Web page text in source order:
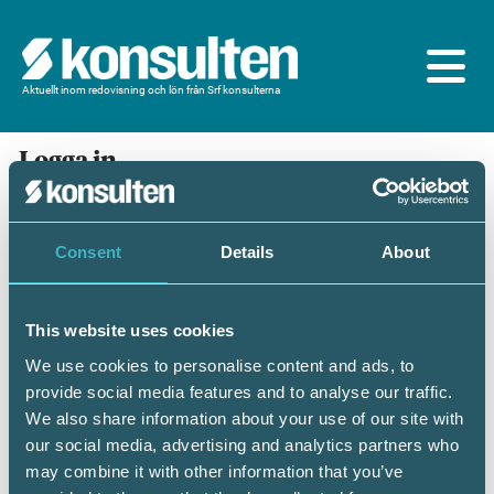
Consent Details About
This website uses cookies
We use cookies to personalise content and ads, to
provide social media features and to analyse our traffic.
We also share information about your use of our site with
our social media, advertising and analytics partners who
may combine it with other information that you’ve
Aktuellt inom redovisning och lön från Srf konsulterna
Logga in
En prenumeration ingår för dig som är
medlem/ansluten till Srf konsulterna. Du loggar in
med BankID eller samma lösenord som du har på
Mobilt BankID
Personnummer(ÅÅÅÅMMDDNNNN)